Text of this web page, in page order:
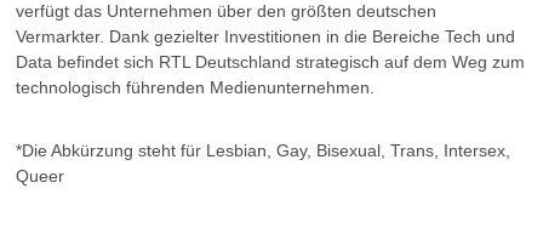
verfügt das Unternehmen über den größten deutschen
Vermarkter. Dank gezielter Investitionen in die Bereiche Tech und
Data befindet sich RTL Deutschland strategisch auf dem Weg zum
technologisch führenden Medienunternehmen.
*Die Abkürzung steht für Lesbian, Gay, Bisexual, Trans, Intersex,
Queer